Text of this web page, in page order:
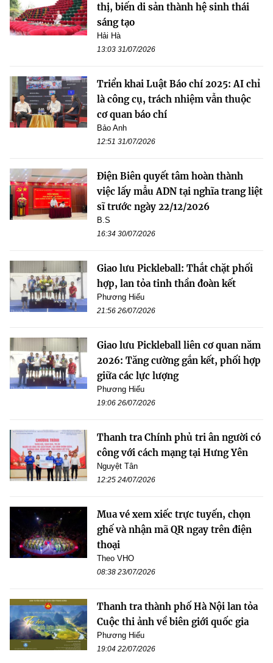
thị, biến di sản thành hệ sinh thái
sáng tạo
Hải Hà
13:03 31/07/2026
Triển khai Luật Báo chí 2025: AI chỉ
là công cụ, trách nhiệm vẫn thuộc
cơ quan báo chí
Bảo Anh
12:51 31/07/2026
Điện Biên quyết tâm hoàn thành
việc lấy mẫu ADN tại nghĩa trang liệt
sĩ trước ngày 22/12/2026
B.S
16:34 30/07/2026
Giao lưu Pickleball: Thắt chặt phối
hợp, lan tỏa tinh thần đoàn kết
Phương Hiếu
21:56 26/07/2026
Giao lưu Pickleball liên cơ quan năm
2026: Tăng cường gắn kết, phối hợp
giữa các lực lượng
Phương Hiếu
19:06 26/07/2026
Thanh tra Chính phủ tri ân người có
công với cách mạng tại Hưng Yên
Nguyệt Tân
12:25 24/07/2026
Mua vé xem xiếc trực tuyến, chọn
ghế và nhận mã QR ngay trên điện
thoại
Theo VHO
08:38 23/07/2026
Thanh tra thành phố Hà Nội lan tỏa
Cuộc thi ảnh về biên giới quốc gia
Phương Hiếu
19:04 22/07/2026